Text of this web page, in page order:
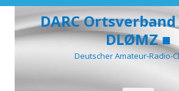
DARC
DLØMZ ■
Deutscher Amateur-Radio-